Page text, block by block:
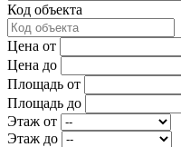
Код объекта
Цена от
Цена до
Площадь от
Площадь до
Этаж от
Этаж до